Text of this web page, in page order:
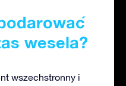
wesela?
wszechstronny i